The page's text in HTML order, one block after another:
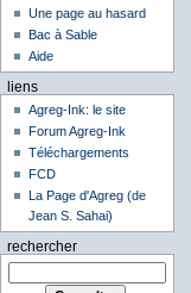
Une page au hasard
Bac à Sable
Aide
liens
Agreg-Ink: le site
Forum Agreg-Ink
Téléchargements
FCD
La Page d'Agreg (de
Jean S. Sahai)
rechercher